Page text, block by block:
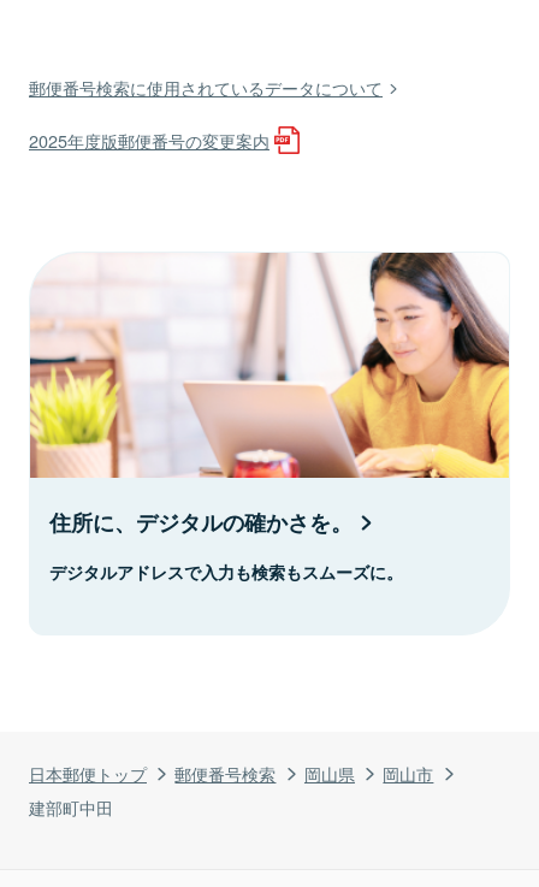
日本郵便トップ 郵便番号検索 岡山県
岡山市
建部町中田
郵便番号検索に使用されているデータについて
2025年度版郵便番号の変更案内
住所に、デジタルの確かさを。
デジタルアドレスで入力も検索もスムーズに。